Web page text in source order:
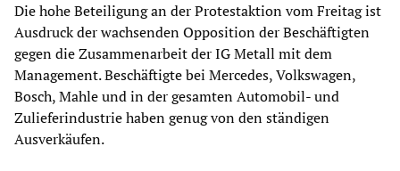
Die hohe Beteiligung an der Protestaktion vom Freitag ist
Ausdruck der wachsenden Opposition der Beschäftigten
gegen die Zusammenarbeit der IG Metall mit dem
Management. Beschäftigte bei Mercedes, Volkswagen,
Bosch, Mahle und in der gesamten Automobil- und
Zulieferindustrie haben genug von den ständigen
Ausverkäufen.